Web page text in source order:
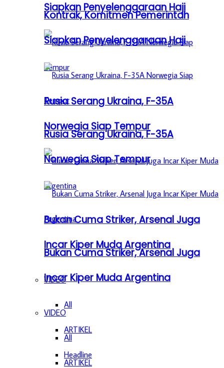
Siapkan Penyelenggaraan Haji
Rusia Serang Ukraina, F-35A
Norwegia Siap Tempur
Bukan Cuma Striker, Arsenal Juga
Incar Kiper Muda Argentina
VIDEO
All
ARTIKEL
Headline
Kontrak, Komitmen Pemerintah
Siapkan Penyelenggaraan Haji
Rusia Serang Ukraina, F-35A
Norwegia Siap Tempur
Bukan Cuma Striker, Arsenal Juga
Incar Kiper Muda Argentina
VIDEO
All
ARTIKEL